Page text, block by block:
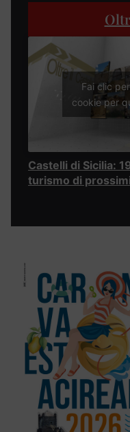
Fai clic
cookie per
Castelli di Sicilia:
turismo di